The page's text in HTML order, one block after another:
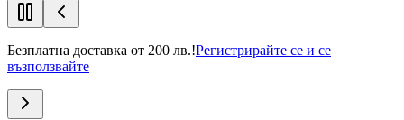
Безплатна доставка от 200 лв.!Регистрирайте се и се
възползвайте